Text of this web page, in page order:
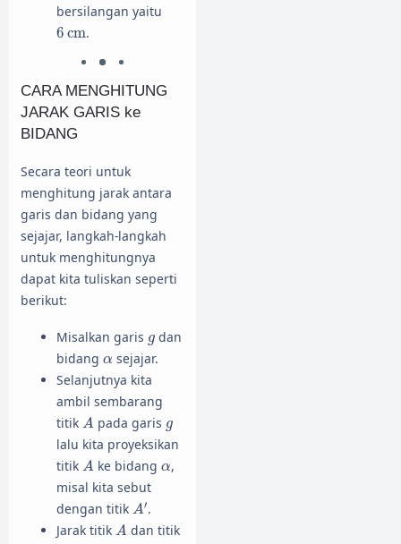
bersilangan yaitu
6 cm
6 cm.
CARA MENGHITUNG
JARAK GARIS ke
BIDANG
Secara teori untuk
menghitung jarak antara
garis dan bidang yang
sejajar, langkah-langkah
untuk menghitungnya
dapat kita tuliskan seperti
berikut:
Misalkan garis g
g dan
bidang α
α sejajar.
Selanjutnya kita
ambil sembarang
titik A
A pada garis g
g
lalu kita proyeksikan
titik A
A ke bidang α
α,
misal kita sebut
dengan titik A′
A′.
Jarak titik A
A dan titik